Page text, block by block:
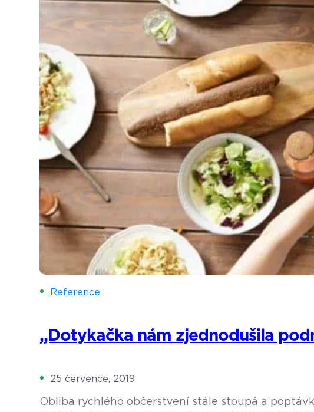
Reference
„Dotykačka nám zjednodušila
25 července, 2019
Obliba rychlého občerstvení stále stoupá a